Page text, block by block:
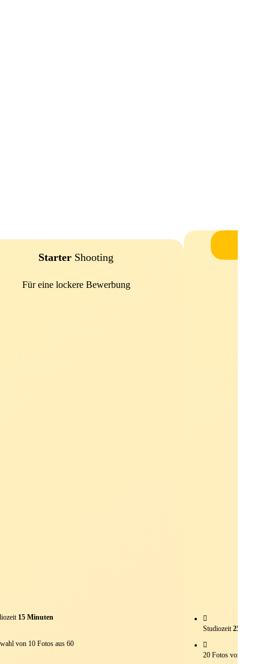
Starter Shooting
Für eine lockere Bewerbung
15 Minuten
von 10 Fotos aus 60
Studiozeit25 Minuten
20 Fotos von circa 150